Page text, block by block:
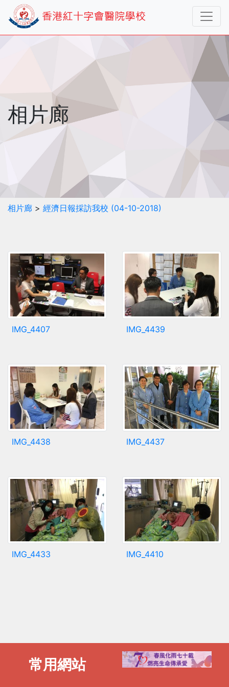
相片廊
相片廊 > 經濟日報採訪我校 (04-10-2018)
IMG_4407 IMG_4439
IMG_4438 IMG_4437
IMG_4433 IMG_4410
常用網站